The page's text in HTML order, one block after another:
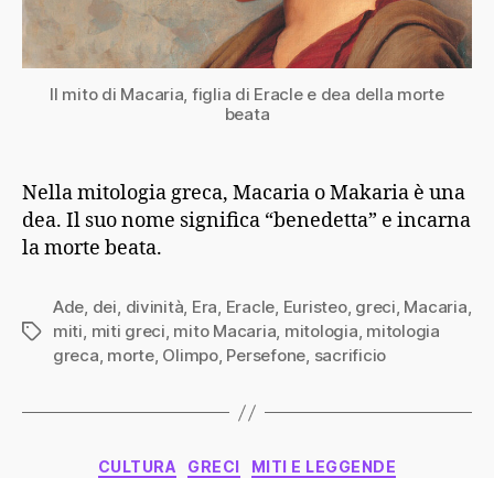
Il mito di Macaria, figlia di Eracle e dea della morte
beata
Nella mitologia greca, Macaria o Makaria è una
dea. Il suo nome significa “benedetta” e incarna
la morte beata.
Tag
Ade, dei, divinità, Era, Eracle, Euristeo, greci, Macaria,
miti, miti greci, mito Macaria, mitologia, mitologia
greca, morte, Olimpo, Persefone, sacrificio
Categorie
CULTURA GRECI MITI E LEGGENDE